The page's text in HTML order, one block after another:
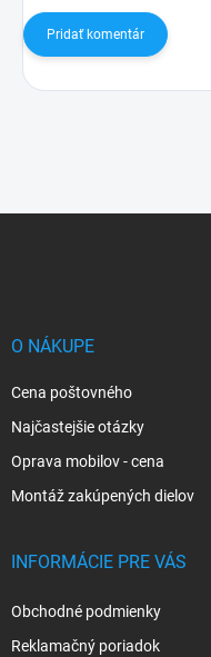
Pridať komentár
O NÁKUPE
Cena poštovného
Najčastejšie otázky
Oprava mobilov - cena
Montáž zakúpených dielov
INFORMÁCIE PRE VÁS
Obchodné podmienky
Reklamačný poriadok